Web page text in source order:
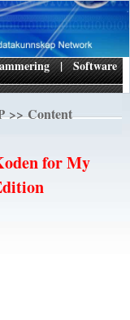
| Software
>> Content
for My